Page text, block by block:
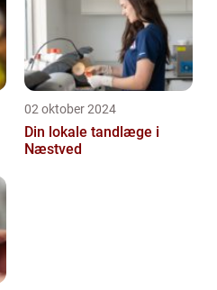
02 oktober 2024
Din lokale tandlæge i
Næstved